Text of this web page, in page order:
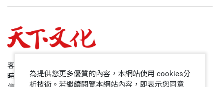
哈佛商業評論
領導影響力學院
客服專線：+886 2 2662-0012
時間：週一~週五9:00~12:30;13:30~17:00
為提供您更多優質的內容，本網站使用 cookies分
析技術。若繼續閱覽本網站內容，即表示您同意